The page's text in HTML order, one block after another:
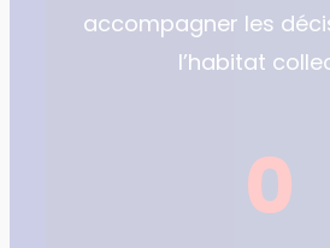
accompagner les
l’habitat
0